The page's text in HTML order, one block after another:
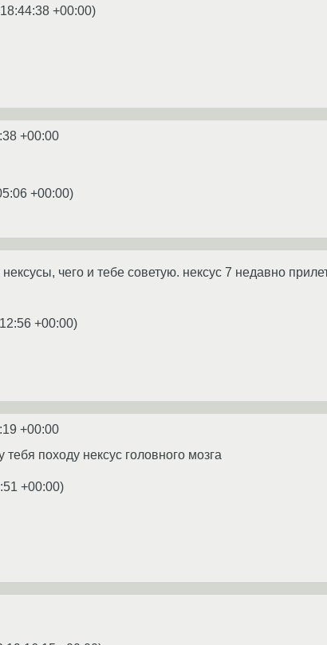
+00:00)
+00:00
+00:00)
чего и тебе советую. нексус 7 недавно
+00:00)
+00:00
походу нексус головного мозга
+00:00)